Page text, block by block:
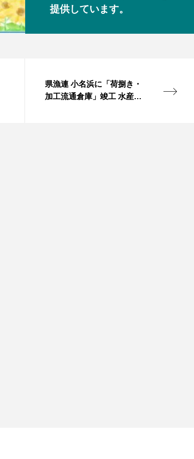
提供しています。
県漁連 小名浜に「荷捌き・
加工流通倉庫」竣工 水産業